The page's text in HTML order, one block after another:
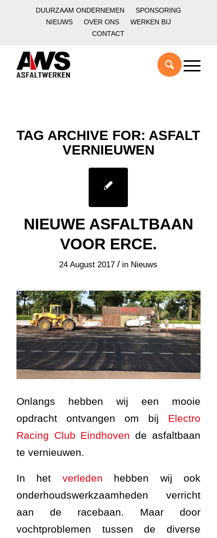
DUURZAAM ONDERNEMEN
SPONSORING
NIEUWS
OVER ONS
WERKEN BIJ
CONTACT
TAG ARCHIVE FOR: ASFALT
VERNIEUWEN
NIEUWE ASFALTBAAN
VOOR ERCE.
24 August 2017 / in Nieuws
Onlangs hebben wij een mooie
opdracht ontvangen om bij Electro
Racing Club Eindhoven de asfaltbaan
te vernieuwen.
In het verleden hebben wij ook
onderhoudswerkzaamheden verricht
aan de racebaan. Maar door
vochtproblemen tussen de diverse